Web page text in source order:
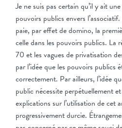
Je ne suis pas certain qu’il y ait
pouvoirs publics envers
paie, par effet de domino, la
celle dans les pouvoirs publics. La
70 et les vagues de privatisation
par l’idée que les pouvoirs publics
correctement. Par ailleurs, l’idée
public nécessite perpétuellement
explications sur l’utilisation de cet
progressivement durcie.